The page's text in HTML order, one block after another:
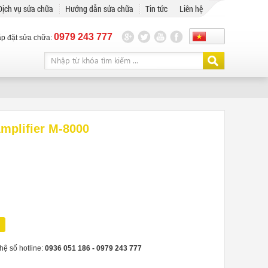
vụ sửa chữa Hướng dẫn sửa chữa Tin tức Liên hệ
đặt sửa chữa: 0979 243 777
M-8000
số hotline: 0936 051 186 - ‎0979 243 777